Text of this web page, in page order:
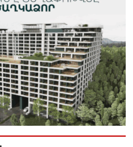
2 ժամ առաջ
ից «Ուժեղ Հայաստան»-ի
կլքեն ԱԺ-ն և կշարժվեն դեպի
Կարապետյան
2 ժամ առաջ
է, այսօր Էջմիածնում դատում են
Կաթողիկոսին․ Մարիաննա
2 ժամ առաջ